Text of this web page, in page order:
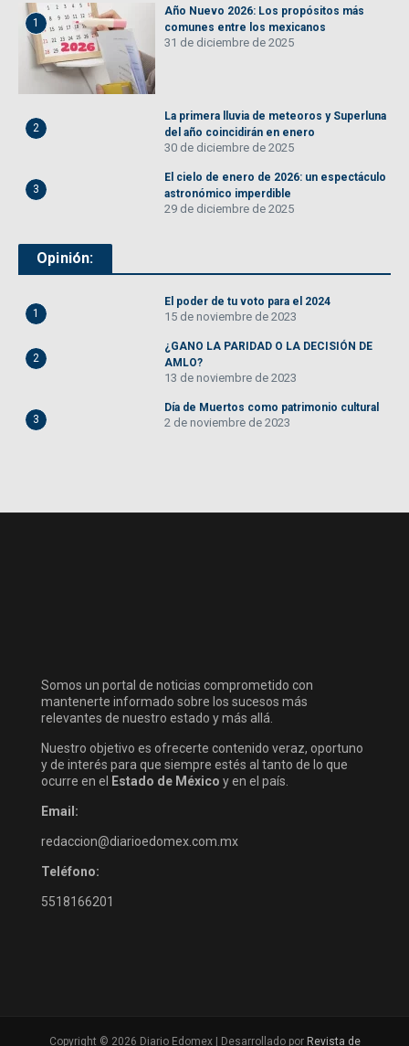
1
Año Nuevo 2026: Los propósitos más
comunes entre los mexicanos
31 de diciembre de 2025
2
La primera lluvia de meteoros y Superluna
del año coincidirán en enero
30 de diciembre de 2025
3
El cielo de enero de 2026: un espectáculo
astronómico imperdible
29 de diciembre de 2025
Opinión:
1
El poder de tu voto para el 2024
15 de noviembre de 2023
2
¿GANO LA PARIDAD O LA DECISIÓN DE
AMLO?
13 de noviembre de 2023
3
Día de Muertos como patrimonio cultural
2 de noviembre de 2023
Somos un portal de noticias comprometido con
mantenerte informado sobre los sucesos más
relevantes de nuestro estado y más allá.
Nuestro objetivo es ofrecerte contenido veraz, oportuno
y de interés para que siempre estés al tanto de lo que
ocurre en el
Estado de México y en el país.
Email:
redaccion@diarioedomex.com.mx
Teléfono:
5518166201
Copyright © 2026 Diario Edomex | Desarrollado por Revista de